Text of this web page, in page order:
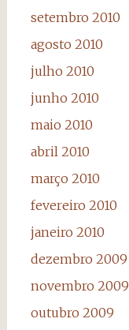
setembro 2010
agosto 2010
julho 2010
junho 2010
maio 2010
abril 2010
março 2010
fevereiro 2010
janeiro 2010
dezembro 2009
novembro 2009
outubro 2009